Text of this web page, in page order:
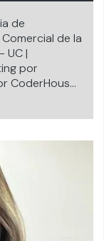
de
de la
UC |
por
CoderHouse.